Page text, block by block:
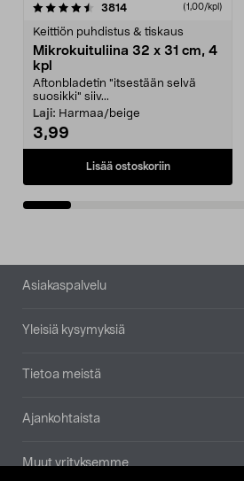
3814arvostelut (1,00/kpl)
Keittiön puhdistus & tiskaus
Mikrokuituliina 32 x 31 cm, 4
kpl
Aftonbladetin "itsestään selvä
suosikki" siiv...
Laji: Harmaa/beige
3,99
Lisää ostoskoriin
4.5viidestä
Alatunniste
Asiakaspalvelu
Yleisiä kysymyksiä
Tietoa meistä
Ajankohtaista
Muut yrityksemme